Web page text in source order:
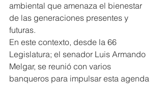
ambiental que amenaza el bienestar
de las generaciones presentes y
futuras.
En este contexto, desde la 66
Legislatura; el senador Luis Armando
Melgar, se reunió con varios
banqueros para impulsar esta agenda